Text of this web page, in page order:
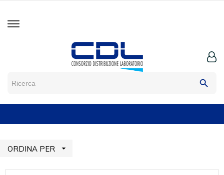
search
ORDINA PER 